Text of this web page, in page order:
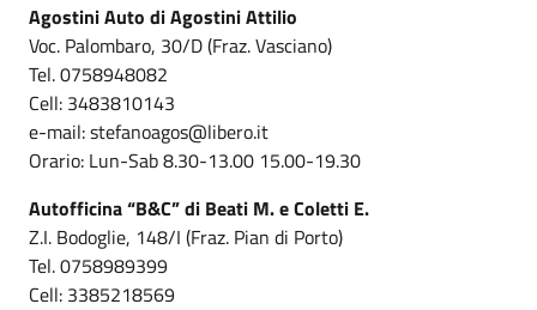
Agostini Auto di Agostini Attilio
Voc. Palombaro, 30/D (Fraz. Vasciano)
Tel. 0758948082
Cell: 3483810143
e-mail: stefanoagos@libero.it
Orario: Lun-Sab 8.30-13.00 15.00-19.30
Autofficina “B&C” di Beati M. e Coletti E.
Z.I. Bodoglie, 148/I (Fraz. Pian di Porto)
Tel. 0758989399
Cell: 3385218569